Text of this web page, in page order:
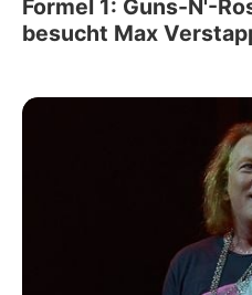
Formel 1: Guns-N'-
besucht Max